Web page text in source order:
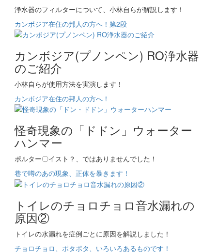
浄水器のフィルターについて、小林自らが解説します！
カンボジア在住の邦人の方へ！第2段
カンボジア(プノンペン) RO浄水器
のご紹介
小林自らが使用方法を実演します！
カンボジア在住の邦人の方へ！
怪奇現象の「ドドン」ウォーター
ハンマー
ポルター〇イスト？、ではありませんでした！
巷で噂のあの現象、正体を暴きます！
トイレのチョロチョロ音水漏れの
原因②
トイレの水漏れを症例ごとに原因を解説しました！
チョロチョロ、ポタポタ、いろいろあるものです！